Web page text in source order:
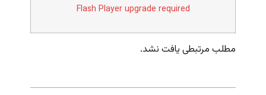
Flash Player upgrade required
مطلب مرتبطی یافت نشد.